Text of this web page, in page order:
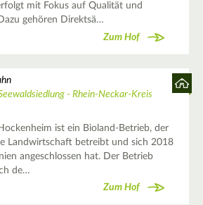
mit Fokus auf Qualität und
gehören Direktsä…
Zum Hof
- Rhein-Neckar-Kreis
ist ein Bioland-Betrieb, der
Landwirtschaft betreibt und sich 2018
angeschlossen hat. Der Betrieb
de…
Zum Hof